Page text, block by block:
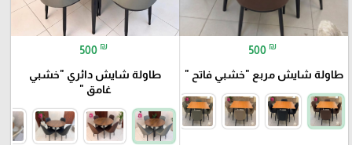
500 ₪
طاولة شايش مربع "خشبي فاتح "
500 ₪
طاولة شايش دائري "خشبي
غامق "